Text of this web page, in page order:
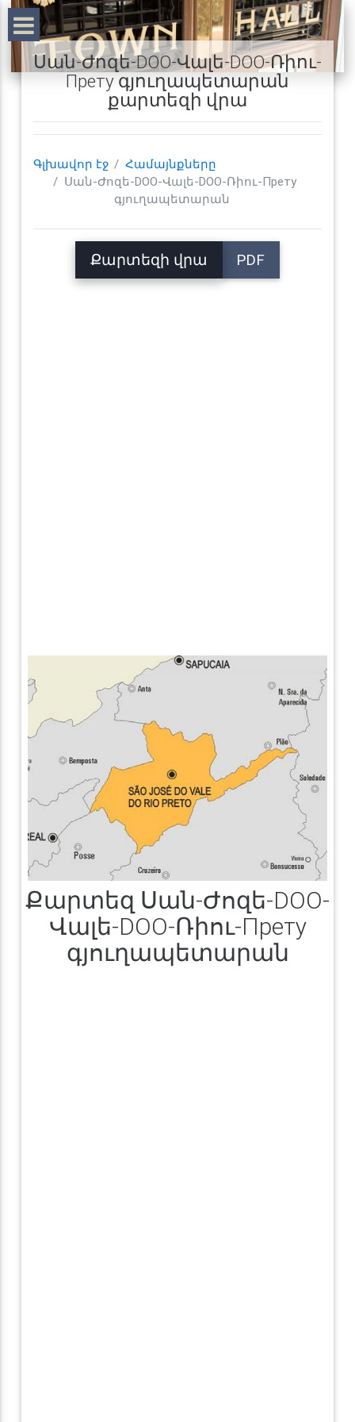
Սան-Ժոզե-DOO-Վալե-DOO-Ռիու-
Прету գյուղապետարան
քարտեզի վրա
Գլխավոր էջ
Համայնքները
Սան-Ժոզե-DOO-Վալե-DOO-Ռիու-Прету
գյուղապետարան
Քարտեզի վրա PDF
Քարտեզ Սան-Ժոզե-DOO-
Վալե-DOO-Ռիու-Прету
գյուղապետարան